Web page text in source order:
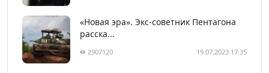
«Новая эра». Экс-советник Пентагона
расска...
2907120 19.07.2023 17:35